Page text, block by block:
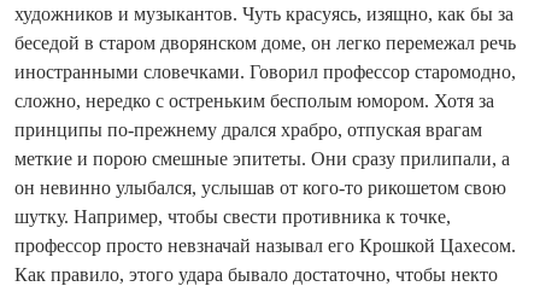
художников и музыкантов. Чуть красуясь, изящно, как бы за
беседой в старом дворянском доме, он легко перемежал речь
иностранными словечками. Говорил профессор старомодно,
сложно, нередко с остреньким бесполым юмором. Хотя за
принципы по‑прежнему дрался храбро, отпуская врагам
меткие и порою смешные эпитеты. Они сразу прилипали, а
он невинно улыбался, услышав от кого‑то рикошетом свою
шутку. Например, чтобы свести противника к точке,
профессор просто невзначай называл его Крошкой Цахесом.
Как правило, этого удара бывало достаточно, чтобы некто